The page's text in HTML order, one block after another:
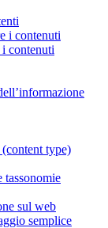
i contenuti
contenuti
type)
tassonomie
sul web
semplice